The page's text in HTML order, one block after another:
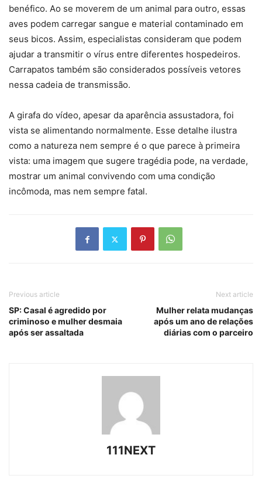
benéfico. Ao se moverem de um animal para outro, essas
aves podem carregar sangue e material contaminado em
seus bicos. Assim, especialistas consideram que podem
ajudar a transmitir o vírus entre diferentes hospedeiros.
Carrapatos também são considerados possíveis vetores
nessa cadeia de transmissão.
A girafa do vídeo, apesar da aparência assustadora, foi
vista se alimentando normalmente. Esse detalhe ilustra
como a natureza nem sempre é o que parece à primeira
vista: uma imagem que sugere tragédia pode, na verdade,
mostrar um animal convivendo com uma condição
incômoda, mas nem sempre fatal.
Previous article
SP: Casal é agredido por
criminoso e mulher desmaia
após ser assaltada
Next article
Mulher relata mudanças
após um ano de relações
diárias com o parceiro
111NEXT